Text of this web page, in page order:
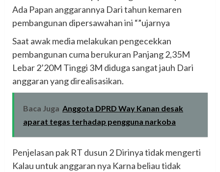
Ada Papan anggarannya Dari tahun kemaren
pembangunan dipersawahan ini “”ujarnya
Saat awak media melakukan pengecekkan
pembangunan cuma berukuran Panjang 2,35M
Lebar 2’20M Tinggi 3M diduga sangat jauh Dari
anggaran yang direalisasikan.
Baca Juga Anggota DPRD Way Kanan desak
aparat tegas terhadap pengguna narkoba
Penjelasan pak RT dusun 2 Dirinya tidak mengerti
Kalau untuk anggaran nya Karna beliau tidak